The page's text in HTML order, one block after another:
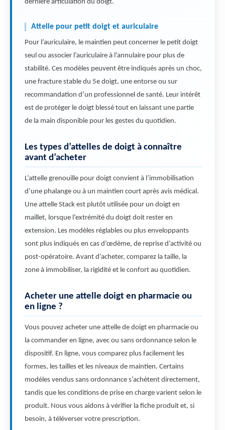
dernière articulation du doigt.
Attelle pour petit doigt et auriculaire
Pour l’auriculaire, le maintien peut concerner le petit doigt
seul ou associer l’auriculaire à l’annulaire pour plus de
stabilité. Ces modèles peuvent être indiqués après un choc,
une fracture stable du 5e doigt, une entorse ou sur
recommandation d’un professionnel de santé. Leur intérêt
est de protéger le doigt blessé tout en laissant une partie
de la main disponible pour les gestes du quotidien.
Les types d’attelles de doigt à connaître
avant d’acheter
L’attelle grenouille pour doigt convient à l’immobilisation
d’une phalange ou à un maintien court après avis médical.
Une attelle Stack est plutôt utilisée pour un doigt en
maillet, lorsque l’extrémité du doigt doit rester en
extension. Les modèles réglables ou plus enveloppants
sont plus indiqués en cas d’œdème, de reprise d’activité ou
post-opératoire. Avant d’acheter, comparez la taille, la
zone à immobiliser, la rigidité et le confort au quotidien.
Acheter une attelle doigt en pharmacie ou
en ligne ?
Vous pouvez acheter une attelle de doigt en pharmacie ou
la commander en ligne, avec ou sans ordonnance selon le
dispositif. En ligne, vous comparez plus facilement les
formes, les tailles et les niveaux de maintien. Certains
modèles vendus sans ordonnance s’achètent directement,
tandis que les conditions de prise en charge varient selon le
produit. Nous vous aidons à vérifier la fiche produit et, si
besoin, à téléverser votre prescription.